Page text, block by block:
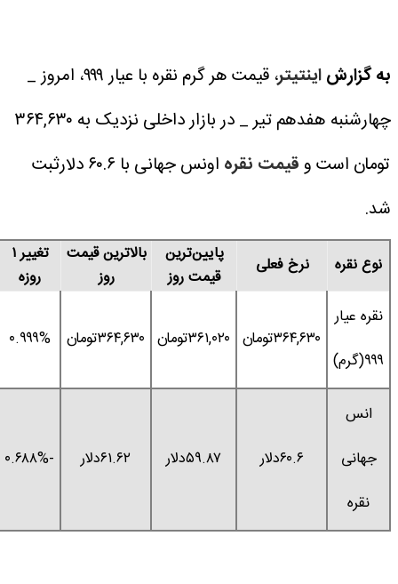
اینتیتر
، قیمت هر گرم نقره با عیار ۹۹۹، امروز _
چهارشنبه هفدهم تیر _ در بازار داخلی نزدیک به ۳۶۴,۶۳۰
وقیمت نقره اونس جهانی با ۶۰.۶ دلارثبت
نرخ فعلی
پایین‌ترین
قیمت روز
بالاترین قیمت
روز
تغییر ۱
روزه
تغییر ۱
ماهه
۳۶۱,۰۲۰تومان ۳۶۴,۶۳۰تومان ۰.۹۹۹%
۶۰.۶دلار ۵۹.۸۷دلار ۶۱.۶۲دلار -۰.۶۸۸% -۱۰.۵۲۷